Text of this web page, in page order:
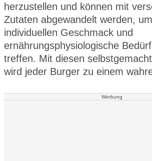
herzustellen und können mit
Zutaten abgewandelt werden,
individuellen Geschmack und
ernährungsphysiologische
treffen. Mit diesen
wird jeder Burger zu einem
Werbung